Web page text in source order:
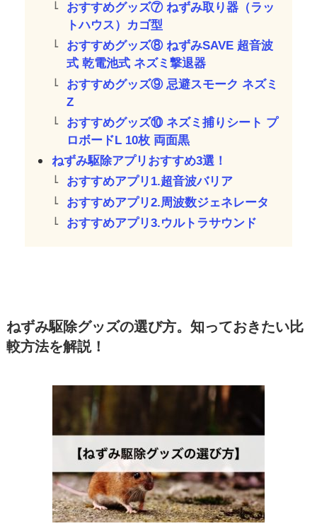
おすすめグッズ⑦ ねずみ取り器（ラッ
トハウス）カゴ型
おすすめグッズ⑧ ねずみSAVE 超音波
式 乾電池式 ネズミ撃退器
おすすめグッズ⑨ 忌避スモーク ネズミ
Z
おすすめグッズ⑩ ネズミ捕りシート プ
ロボードL 10枚 両面黒
ねずみ駆除アプリおすすめ3選！
おすすめアプリ1.超音波バリア
おすすめアプリ2.周波数ジェネレータ
おすすめアプリ3.ウルトラサウンド
ねずみ駆除グッズの選び方。知っておきたい比
較方法を解説！